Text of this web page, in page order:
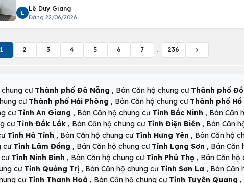
L
Lê Duy Giang
Đăng 22/06/2026
1 2 3 4 5 6 7 ... 236
chung cư Thành phố Đà Nẵng , Bán Căn hộ chung cư Thành phố
cư Thành phố Hải Phòng , Bán Căn hộ chung cư Thành phố Hồ
cư Tỉnh An Giang , Bán Căn hộ chung cư Tỉnh Bắc Ninh , Bán Căn
cư Tỉnh Đắk Lắk , Bán Căn hộ chung cư Tỉnh Điện Biên , Bán Căn
Tỉnh Hà Tĩnh , Bán Căn hộ chung cư Tỉnh Hưng Yên , Bán Căn hộ
cư Tỉnh Lâm Đồng , Bán Căn hộ chung cư Tỉnh Lạng Sơn , Bán Căn
cư Tỉnh Ninh Bình , Bán Căn hộ chung cư Tỉnh Phú Thọ , Bán Căn hộ
cư Tỉnh Quảng Trị , Bán Căn hộ chung cư Tỉnh Sơn La , Bán Căn
cư Tỉnh Thanh Hoá , Bán Căn hộ chung cư Tỉnh Tuyên Quang ,